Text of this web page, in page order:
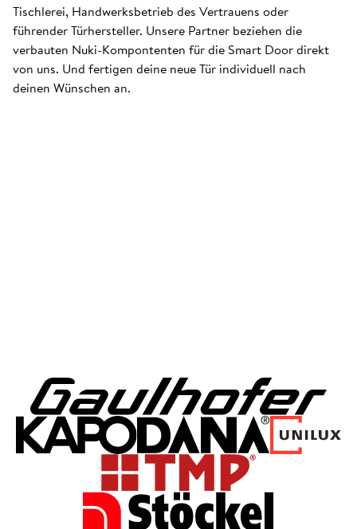
Tischlerei, Handwerksbetrieb des Vertrauens oder
führender Türhersteller. Unsere Partner beziehen die
verbauten Nuki-Kompontenten für die Smart Door direkt
von uns. Und fertigen deine neue Tür individuell nach
deinen Wünschen an.